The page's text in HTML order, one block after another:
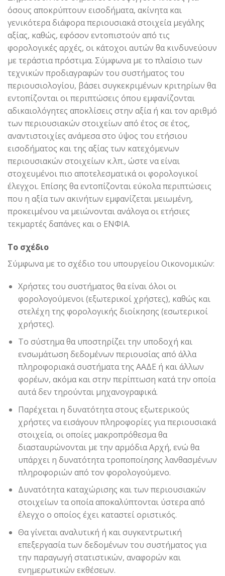
όσους αποκρύπτουν εισοδήματα, ακίνητα και
γενικότερα διάφορα περιουσιακά στοιχεία μεγάλης
αξίας, καθώς, εφόσον εντοπιστούν από τις
φορολογικές αρχές, οι κάτοχοι αυτών θα κινδυνεύουν
με τεράστια πρόστιμα. Σύμφωνα με το πλαίσιο των
τεχνικών προδιαγραφών του συστήματος του
περιουσιολογίου, βάσει συγκεκριμένων κριτηρίων θα
εντοπίζονται οι περιπτώσεις όπου εμφανίζονται
αδικαιολόγητες αποκλίσεις στην αξία ή και τον αριθμό
των περιουσιακών στοιχείων από έτος σε έτος,
αναντιστοιχίες ανάμεσα στο ύψος του ετήσιου
εισοδήματος και της αξίας των κατεχόμενων
περιουσιακών στοιχείων κ.λπ., ώστε να είναι
στοχευμένοι πιο αποτελεσματικά οι φορολογικοί
έλεγχοι. Επίσης θα εντοπίζονται εύκολα περιπτώσεις
που η αξία των ακινήτων εμφανίζεται μειωμένη,
προκειμένου να μειώνονται ανάλογα οι ετήσιες
τεκμαρτές δαπάνες και ο ΕΝΦΙΑ.
Το σχέδιο
Σύμφωνα με το σχέδιο του υπουργείου Οικονομικών:
Χρήστες του συστήματος θα είναι όλοι οι
φορολογούμενοι (εξωτερικοί χρήστες), καθώς και
στελέχη της φορολογικής διοίκησης (εσωτερικοί
χρήστες).
Το σύστημα θα υποστηρίζει την υποδοχή και
ενσωμάτωση δεδομένων περιουσίας από άλλα
πληροφοριακά συστήματα της ΑΑΔΕ ή και άλλων
φορέων, ακόμα και στην περίπτωση κατά την οποία
αυτά δεν τηρούνται μηχανογραφικά.
Παρέχεται η δυνατότητα στους εξωτερικούς
χρήστες να εισάγουν πληροφορίες για περιουσιακά
στοιχεία, οι οποίες μακροπρόθεσμα θα
διασταυρώνονται με την αρμόδια Aρχή, ενώ θα
υπάρχει η δυνατότητα τροποποίησης λανθασμένων
πληροφοριών από τον φορολογούμενο.
Δυνατότητα καταχώρισης και των περιουσιακών
στοιχείων τα οποία αποκαλύπτονται ύστερα από
έλεγχο ο οποίος έχει καταστεί οριστικός.
Θα γίνεται αναλυτική ή και συγκεντρωτική
επεξεργασία των δεδομένων του συστήματος για
την παραγωγή στατιστικών, αναφορών και
ενημερωτικών εκθέσεων.